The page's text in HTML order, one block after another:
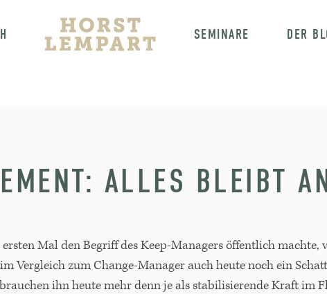
SEMINARE DER
ALLES BLEIBT
Mal den Begriff des Keep-Managers öffentlich machte,
Vergleich zum Change-Manager auch heute noch ein
ihn heute mehr denn je als stabilisierende Kraft im